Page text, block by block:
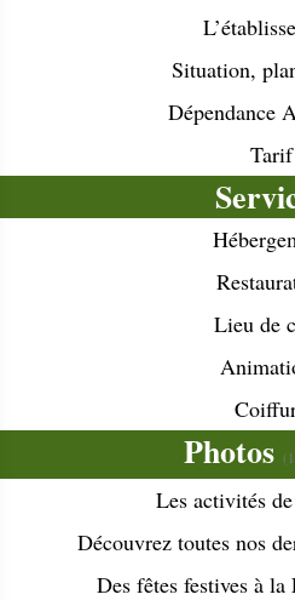
Situation,
Dépendance
Tarif
Lieu de
Photos
Les activités
Découvrez toutes nos
Des fêtes festives à